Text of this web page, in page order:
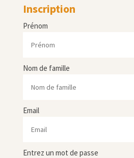
Inscription
Prénom
Nom de famille
Email
Entrez un mot de passe